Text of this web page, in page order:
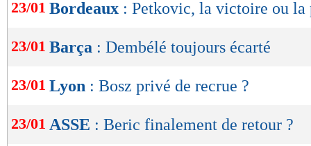
23/01 Bordeaux : Petkovic, la victoire ou la
23/01 Barça : Dembélé toujours écarté
23/01 Lyon : Bosz privé de recrue ?
23/01 ASSE : Beric finalement de retour ?